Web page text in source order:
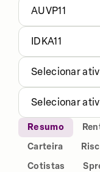
AUVP11
IDKA11
Selecionar
Selecionar
Resumo
Carteira
Cotistas